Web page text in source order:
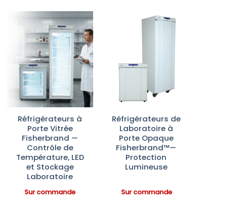
Ajouter
à la liste
d’envies
Réfrigérateurs à
Porte Vitrée
Fisherbrand —
Contrôle de
Température, LED
et Stockage
Laboratoire
Sur commande
Réfrigérateurs de
Laboratoire à
Porte Opaque
Fisherbrand™—
Protection
Lumineuse
Sur commande